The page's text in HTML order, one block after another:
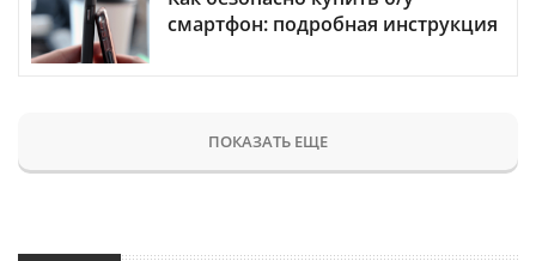
смартфон: подробная инструкция
ПОКАЗАТЬ ЕЩЕ